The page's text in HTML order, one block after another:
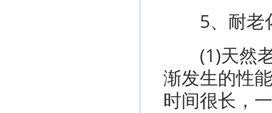
5、耐老
(1)天然老
渐发生的性
时间很长，